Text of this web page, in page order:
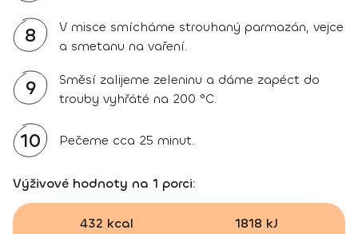
8
V misce smícháme strouhaný parmazán, vejce
a smetanu na vaření.
9
Směsí zalijeme zeleninu a dáme zapéct do
trouby vyhřáté na 200 °C.
10 Pečeme cca 25 minut.
Výživové hodnoty na 1 porci:
432 kcal 1818 kJ